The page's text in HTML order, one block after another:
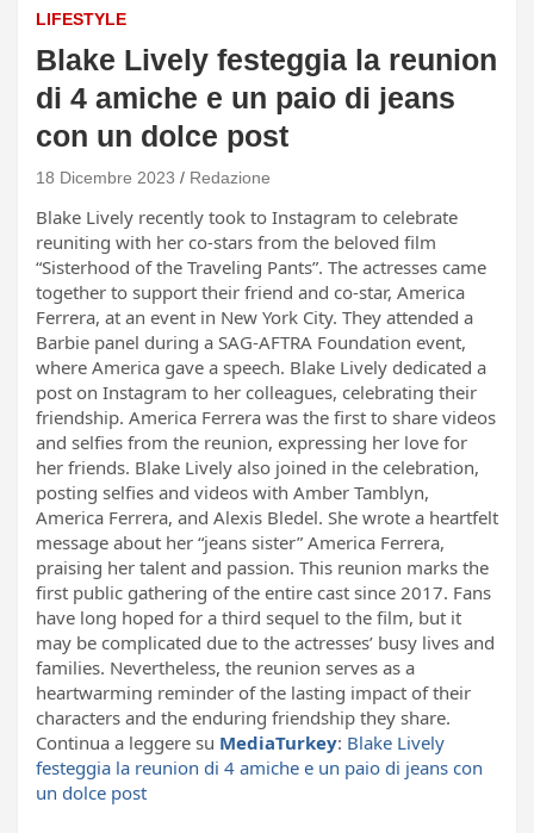
LIFESTYLE
Blake Lively festeggia la reunion
di 4 amiche e un paio di jeans
con un dolce post
18 Dicembre 2023 Redazione
Blake Lively recently took to Instagram to celebrate
reuniting with her co-stars from the beloved film
“Sisterhood of the Traveling Pants”. The actresses came
together to support their friend and co-star, America
Ferrera, at an event in New York City. They attended a
Barbie panel during a SAG-AFTRA Foundation event,
where America gave a speech. Blake Lively dedicated a
post on Instagram to her colleagues, celebrating their
friendship. America Ferrera was the first to share videos
and selfies from the reunion, expressing her love for
her friends. Blake Lively also joined in the celebration,
posting selfies and videos with Amber Tamblyn,
America Ferrera, and Alexis Bledel. She wrote a heartfelt
message about her “jeans sister” America Ferrera,
praising her talent and passion. This reunion marks the
first public gathering of the entire cast since 2017. Fans
have long hoped for a third sequel to the film, but it
may be complicated due to the actresses’ busy lives and
families. Nevertheless, the reunion serves as a
heartwarming reminder of the lasting impact of their
characters and the enduring friendship they share.
Continua a leggere su MediaTurkey: Blake Lively
festeggia la reunion di 4 amiche e un paio di jeans con
un dolce post